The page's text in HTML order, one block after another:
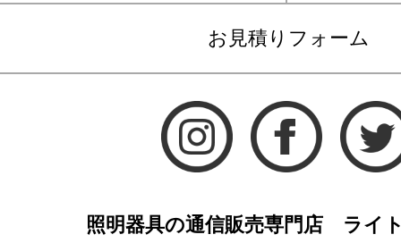
お見積りフォーム
照明器具の通信販売専門店 ライ